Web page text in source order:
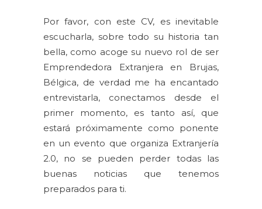
Por favor, con este CV, es inevitable
escucharla, sobre todo su historia tan
bella, como acoge su nuevo rol de ser
Emprendedora Extranjera en Brujas,
Bélgica, de verdad me ha encantado
entrevistarla, conectamos desde el
primer momento, es tanto así, que
estará próximamente como ponente
en un evento que organiza Extranjería
2.0, no se pueden perder todas las
buenas noticias que tenemos
preparados para ti.